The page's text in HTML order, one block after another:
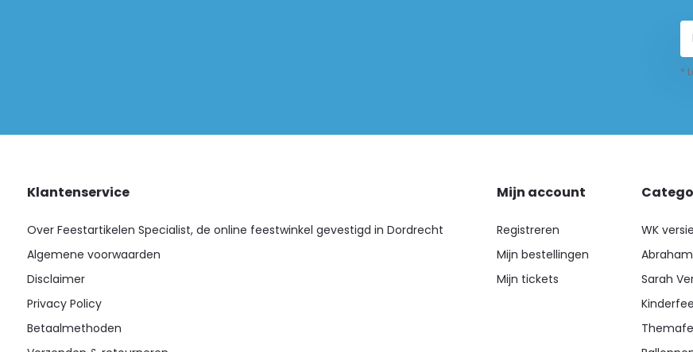
*
Klantenservice
Over Feestartikelen Specialist, de online feestwinkel gevestigd in Dordrecht
Algemene voorwaarden
Disclaimer
Privacy Policy
Betaalmethoden
Mijn account
Registreren
Mijn bestellingen
Mijn tickets
WK
Sarah